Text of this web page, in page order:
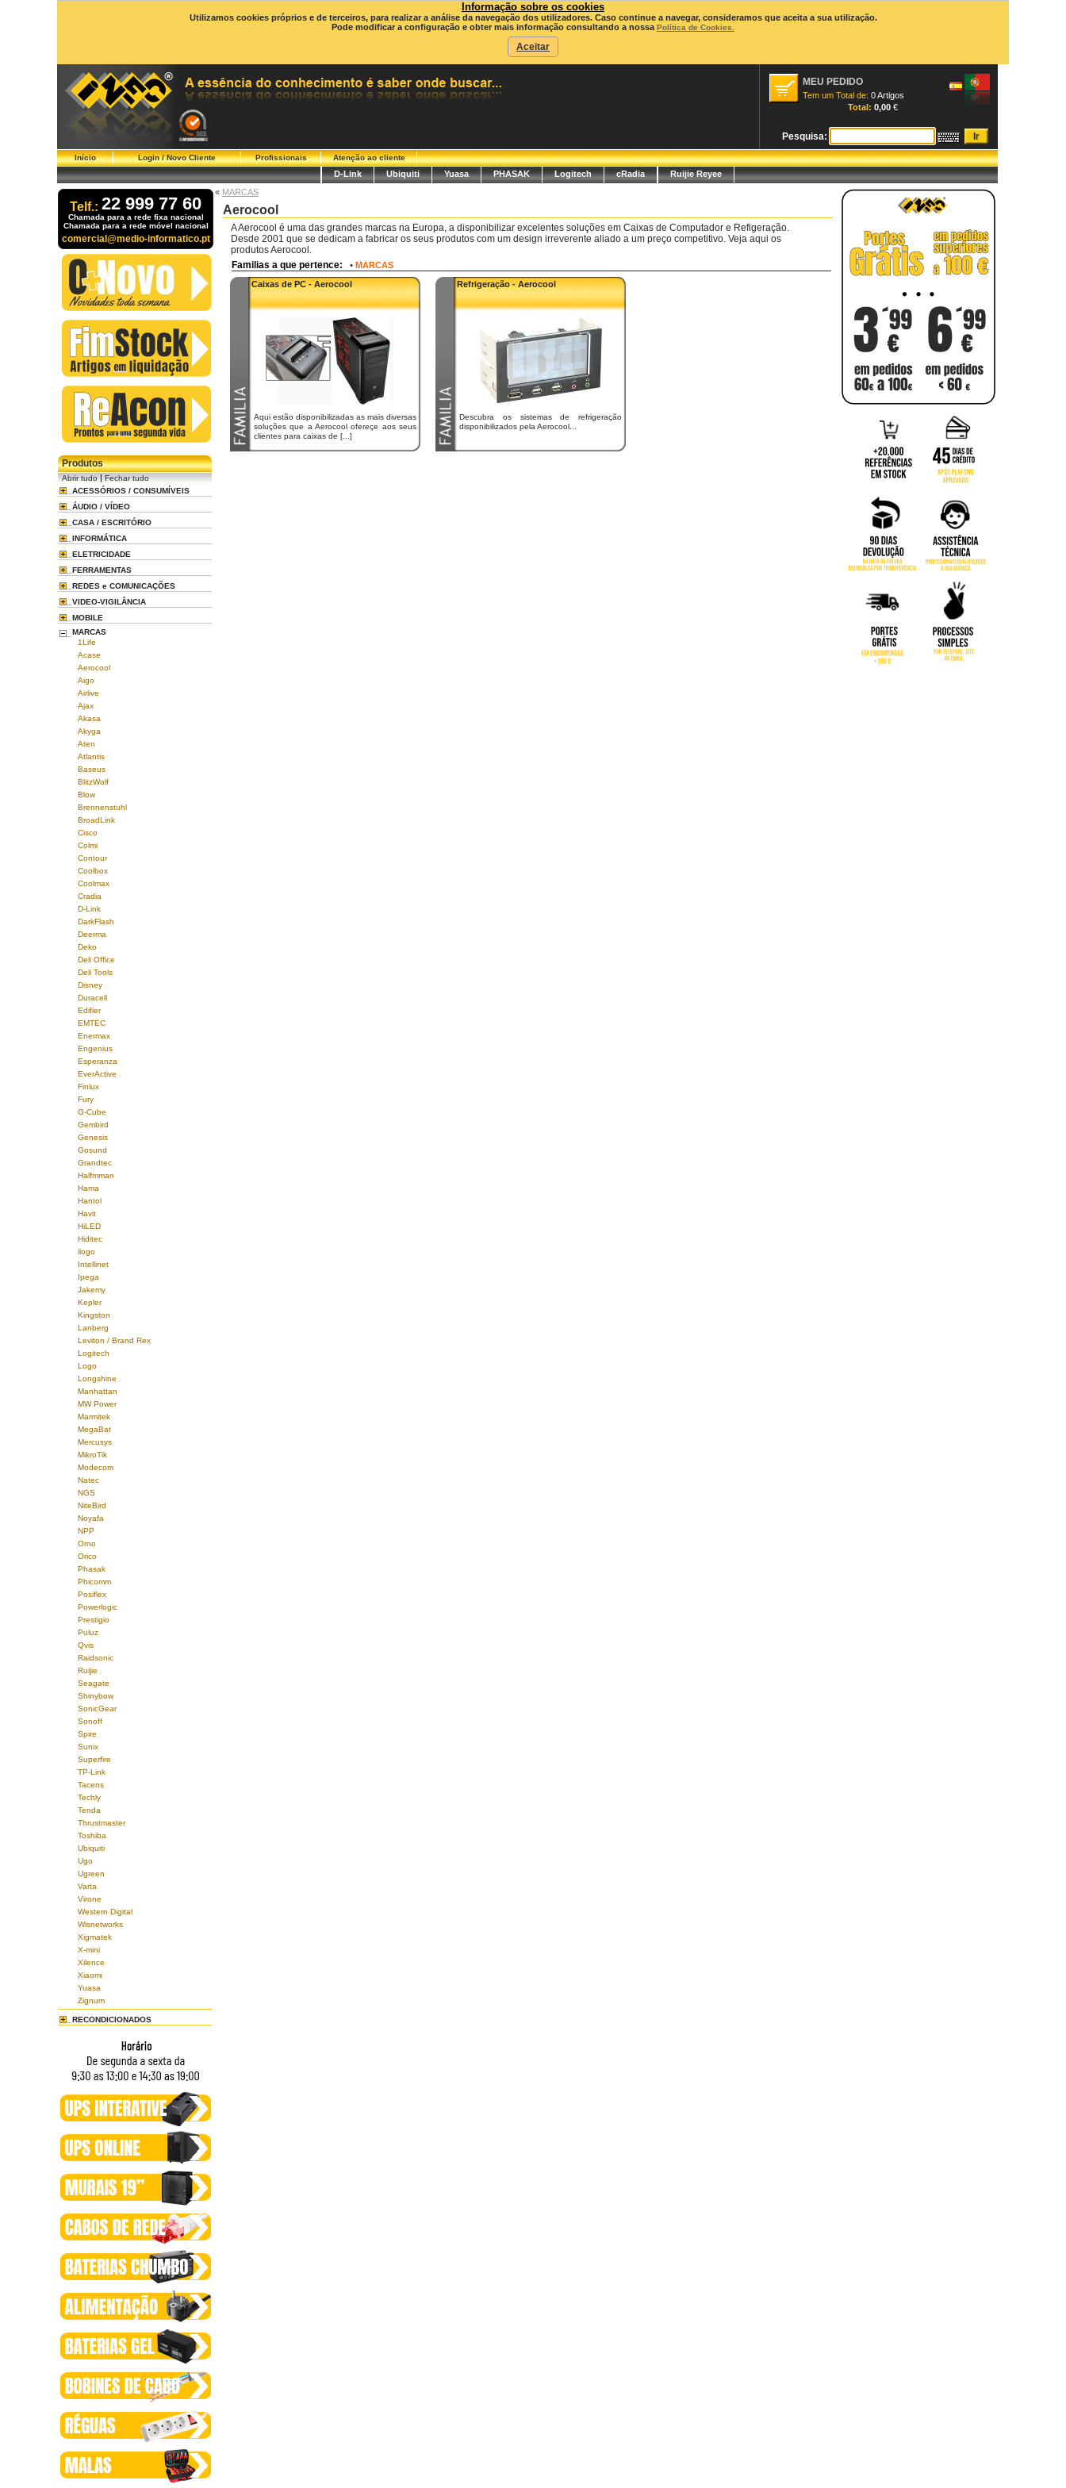
Informação sobre os cookies
Utilizamos cookies próprios e de terceiros, para realizar a análise da navegação dos utilizadores. Caso continue a navegar, consideramos que aceita a sua utilização.
Pode modificar a configuração e obter mais informação consultando a nossa Política de Cookies.
Aceitar
MEU PEDIDO
Tem um Total de: 0 Artigos
Total: 0,00 €
Pesquisa:
Início Login / Novo Cliente Profissionais Atenção ao cliente
D-Link Ubiquiti Yuasa PHASAK Logitech cRadia Ruijie Reyee
Telf.: 22 999 77 60
Chamada para a rede fixa nacional
Chamada para a rede móvel nacional
comercial@medio-informatico.pt
Produtos
Abrir tudo|Fechar tudo
ACESSÓRIOS / CONSUMÍVEIS
ÁUDIO / VÍDEO
CASA / ESCRITÓRIO
INFORMÁTICA
ELETRICIDADE
FERRAMENTAS
REDES e COMUNICAÇÕES
VIDEO-VIGILÂNCIA
MOBILE
MARCAS
1Life
Acase
Aerocool
Aigo
Airlive
Ajax
Akasa
Akyga
Aten
Atlantis
Baseus
BlitzWolf
Blow
Brennenstuhl
BroadLink
Cisco
Colmi
Contour
Coolbox
Coolmax
Cradia
D-Link
DarkFlash
Deerma
Deko
Deli Office
Deli Tools
Disney
Duracell
Edifier
EMTEC
Enermax
Engenius
Esperanza
EverActive
Finlux
Fury
G-Cube
Gembird
Genesis
Gosund
Grandtec
Halfmman
Hama
Hantol
Havit
HiLED
Hiditec
ilogo
Intellinet
Ipega
Jakemy
Kepler
Kingston
Lanberg
Leviton / Brand Rex
Logitech
Logo
Longshine
Manhattan
MW Power
Marmitek
MegaBat
Mercusys
MikroTik
Modecom
Natec
NGS
NiteBird
Noyafa
NPP
Orno
Orico
Phasak
Phicomm
Posiflex
Powerlogic
Prestigio
Puluz
Qvis
Raidsonic
Ruijie
Seagate
Shinybow
SonicGear
Sonoff
Spire
Sunix
Superfire
TP-Link
Tacens
Techly
Tenda
Thrustmaster
Toshiba
Ubiquiti
Ugo
Ugreen
Varta
Virone
Western Digital
Wisnetworks
Xigmatek
X-mini
Xilence
Xiaomi
Yuasa
Zignum
RECONDICIONADOS
« MARCAS
Aerocool
A Aerocool é uma das grandes marcas na Europa, a disponibilizar excelentes soluções em Caixas de Computador e Refigeração.
Desde 2001 que se dedicam a fabricar os seus produtos com um design irreverente aliado a um preço competitivo. Veja aqui os
produtos Aerocool.
Familias a que pertence: • MARCAS
Caixas de PC - Aerocool
Aqui estão disponibilizadas as mais diversas
soluções que a Aerocool ofereçe aos seus
clientes para caixas de [...]
Refrigeração - Aerocool
Descubra os sistemas de refrigeração
disponibilizados pela Aerocool...